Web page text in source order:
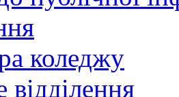
коледжу
відділення